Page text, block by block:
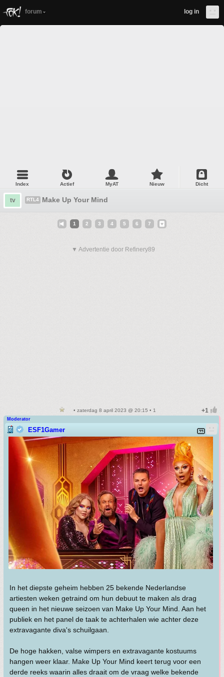
forum log in
Index Actief MyAT Nieuw Dicht
tv RTL4 Make Up Your Mind
1 2 3 4 5 6 7
▼ Advertentie door Refinery89
• zaterdag 8 april 2023 @ 20:15 • 1
Moderator
ESF1Gamer
In het diepste geheim hebben 25 bekende Nederlandse
artiesten weken getraind om hun debuut te maken als drag
queen in het nieuwe seizoen van Make Up Your Mind. Aan het
publiek en het panel de taak te achterhalen wie achter deze
extravagante diva's schuilgaan.
De hoge hakken, valse wimpers en extravagante kostuums
hangen weer klaar. Make Up Your Mind keert terug voor een
derde reeks waarin alles draait om de vraag welke bekende